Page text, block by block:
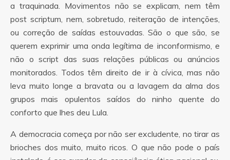
a traquinada. Movimentos não se explicam, nem têm
post scriptum, nem, sobretudo, reiteração de intenções,
ou correção de saídas estouvadas. São o que são, se
querem exprimir uma onda legítima de inconformismo, e
não o script das suas relações públicas ou anúncios
monitorados. Todos têm direito de ir à cívica, mas não
leva muito longe a bravata ou a lavagem da alma dos
grupos mais opulentos saídos do ninho quente do
conforto que lhes deu Lula.
A democracia começa por não ser excludente, no tirar as
brioches dos muito, muito ricos. O que não pode o país